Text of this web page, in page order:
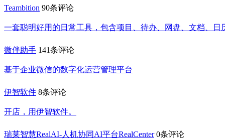
Teambition 90条评论
一套聪明好用的日常工具，包含项目、待办、网盘、文档、日
微伴助手 141条评论
基于企业微信的数字化运营管理平台
伊智软件 8条评论
开店，用伊智软件。
瑞莱智慧RealAI-人机协同AI平台RealCenter 0条评论